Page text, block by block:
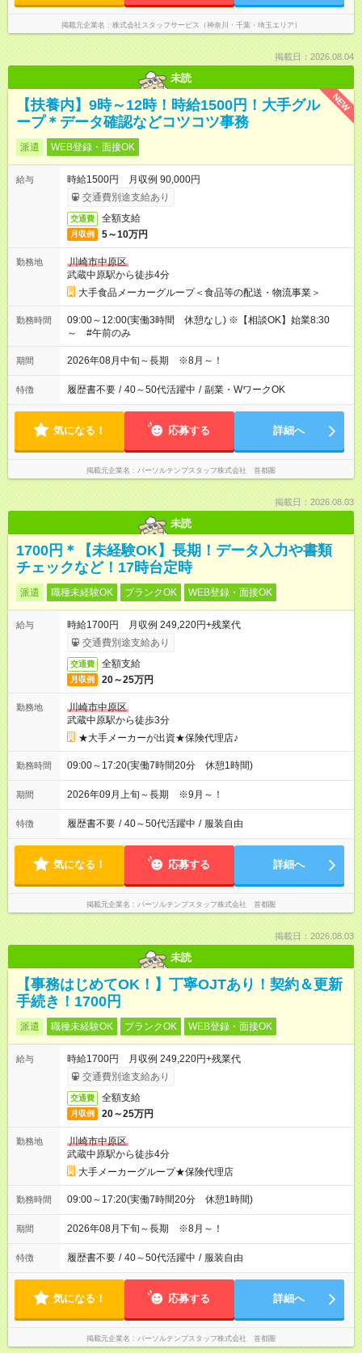
掲載元企業名 株式会社スタッフサービス（神奈川・千葉・埼玉エリア）
掲載日：2026.08.04
未読
NEW
【扶養内】9時～12時！時給1500円！大手グル
ープ＊データ確認などコツコツ事務
派遣 WEB登録・面接OK
給与
時給1500円 月収例 90,000円
交通費別途支給あり
交通費 全額支給
月収例 5～10万円
勤務地
川崎市中原区
武蔵中原駅から徒歩4分
大手食品メーカーグループ＜食品等の配送・物流事業＞
勤務時間
09:00～12:00(実働3時間 休憩なし) ※【相談OK】始業8:30
～ #午前のみ
期間 2026年08月中旬～長期 ※8月～！
特徴 履歴書不要 / 40～50代活躍中 / 副業・WワークOK
気になる！ 応募する 詳細へ
掲載元企業名 パーソルテンプスタッフ株式会社 首都圏
掲載日：2026.08.03
未読
1700円＊【未経験OK】長期！データ入力や書類
チェックなど！17時台定時
派遣 職種未経験OK ブランクOK WEB登録・面接OK
給与
時給1700円 月収例 249,220円+残業代
交通費別途支給あり
交通費 全額支給
月収例 20～25万円
勤務地
川崎市中原区
武蔵中原駅から徒歩3分
★大手メーカーが出資★保険代理店♪
勤務時間 09:00～17:20(実働7時間20分 休憩1時間)
期間 2026年09月上旬～長期 ※9月～！
特徴 履歴書不要 / 40～50代活躍中 / 服装自由
気になる！ 応募する 詳細へ
掲載元企業名 パーソルテンプスタッフ株式会社 首都圏
掲載日：2026.08.03
未読
【事務はじめてOK！】丁寧OJTあり！契約＆更新
手続き！1700円
派遣 職種未経験OK ブランクOK WEB登録・面接OK
給与
時給1700円 月収例 249,220円+残業代
交通費別途支給あり
交通費 全額支給
月収例 20～25万円
勤務地
川崎市中原区
武蔵中原駅から徒歩4分
大手メーカーグループ★保険代理店
勤務時間 09:00～17:20(実働7時間20分 休憩1時間)
期間 2026年08月下旬～長期 ※8月～！
特徴 履歴書不要 / 40～50代活躍中 / 服装自由
気になる！ 応募する 詳細へ
掲載元企業名 パーソルテンプスタッフ株式会社 首都圏